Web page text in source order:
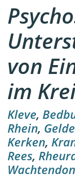
von
im
Kleve,
Rhein,
Kerken,
Rees,